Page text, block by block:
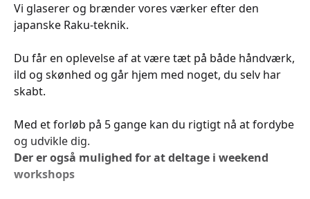
Vi glaserer og brænder vores værker efter den
japanske Raku-teknik.
Du får en oplevelse af at være tæt på både håndværk,
ild og skønhed og går hjem med noget, du selv har
skabt.
Med et forløb på 5 gange kan du rigtigt nå at fordybe
og udvikle dig.
Der er også mulighed for at deltage i weekend
workshops